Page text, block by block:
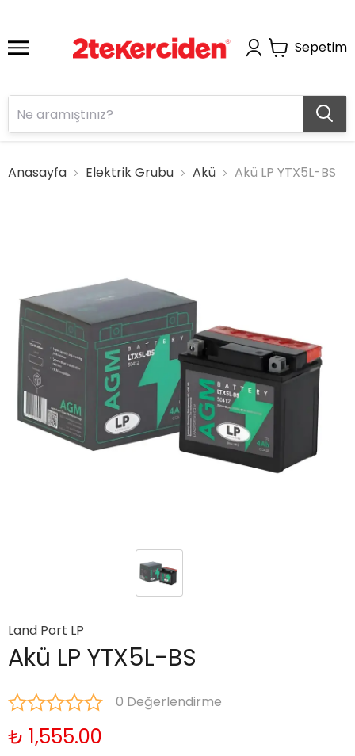
Sepetim
Anasayfa Elektrik Grubu Akü Akü LP YTX5L-BS
Land Port LP
Akü LP YTX5L-BS
0 Değerlendirme
₺ 1,555.00